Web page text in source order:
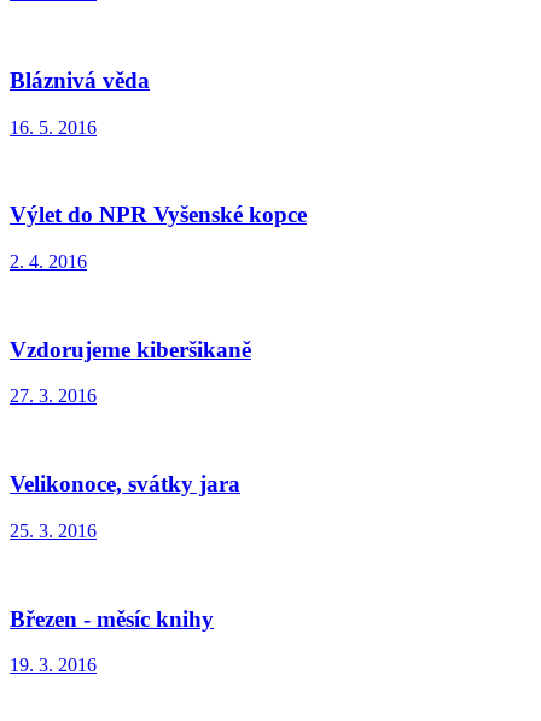
Bláznivá věda
16. 5. 2016
Výlet do NPR Vyšenské kopce
2. 4. 2016
Vzdorujeme kiberšikaně
27. 3. 2016
Velikonoce, svátky jara
25. 3. 2016
Březen - měsíc knihy
19. 3. 2016